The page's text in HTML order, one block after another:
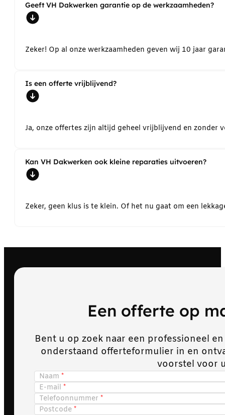
Geeft VH Dakwerken garantie op de werkzaamheden?
Zeker! Op al onze werkzaamheden geven wij 10 jaar
Is een offerte vrijblijvend?
Ja, onze offertes zijn altijd geheel vrijblijvend en
Kan VH Dakwerken ook kleine reparaties uitvoeren?
Zeker, geen klus is te klein. Of het nu gaat om een
Een offerte op
Bent u op zoek naar een professioneel
onderstaand offerteformulier in en
voorstel voor
Naam
E-mail
Telefoonnummer
Postcode